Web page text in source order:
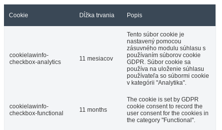
Cookie Dĺžka trvania Popis
cookielawinfo-
checkbox-analytics
11 mesiacov
Tento súbor cookie je
nastavený pomocou
zásuvného modulu súhlasu s
používaním súborov cookie
GDPR. Súbor cookie sa
používa na uloženie súhlasu
používateľa so súbormi cookie
v kategórii "Analytika".
cookielawinfo-
checkbox-functional
11 months
The cookie is set by GDPR
cookie consent to record the
user consent for the cookies in
the category "Functional".